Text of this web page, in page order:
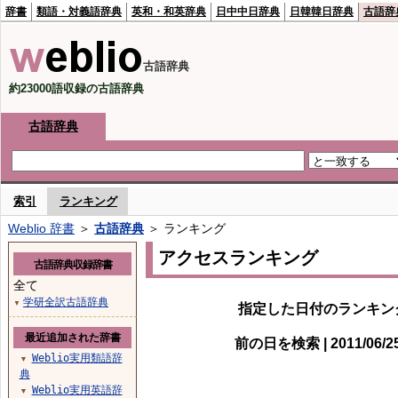
辞書 類語・対義語辞典 英和・和英辞典 日中中日辞典 日韓韓日辞典 古語辞
古語辞典
約23000語収録の古語辞典
古語辞典
索引 ランキング
Weblio 辞書 ＞ 古語辞典 ＞ ランキング
アクセスランキング
指定した日付のランキ
前の日を検索 | 2011/06/
古語辞典収録辞書
全て
▼ 学研全訳古語辞典
最近追加された辞書
▼
Weblio実用類語辞
典
▼ Weblio実用英語辞